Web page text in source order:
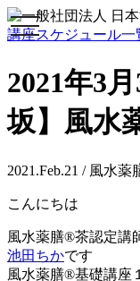
toggle
navigation
講座スケジュール一
2021年3
坂】風水
2021.Feb.21 / 風水
こんにちは
風水薬膳®茶認定講
池田ちかです
風水薬膳®︎基礎講座